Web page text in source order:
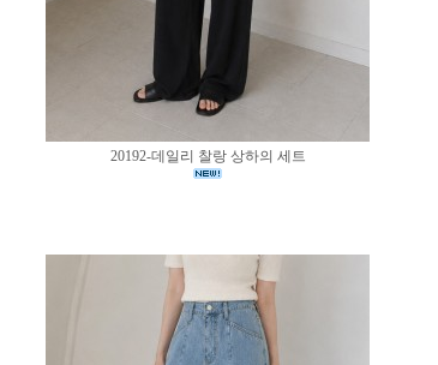
20192-데일리 찰랑 상하의 세트